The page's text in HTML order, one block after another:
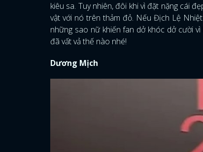
kiêu sa. Tuy nhiên, đôi khi vì đặt nặng cái
vật với nó trên thảm đỏ. Nếu Địch Lệ
những sao nữ khiến fan dở khóc dở cười
đã vất vả thế nào nhé!
Dương Mịch